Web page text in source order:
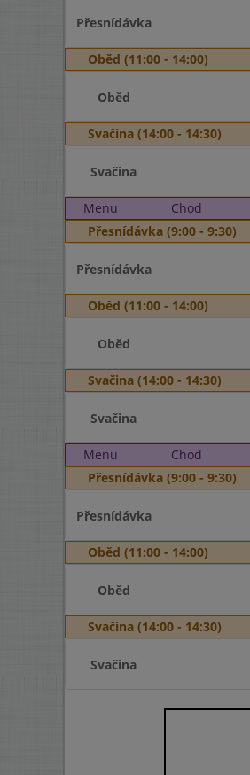
Přesnídávka
Oběd (11:00 - 14:00)
Oběd
Svačina (14:00 - 14:30)
Svačina
Menu Chod
Přesnídávka (9:00 - 9:30)
Přesnídávka
Oběd (11:00 - 14:00)
Oběd
Svačina (14:00 - 14:30)
Svačina
Menu Chod
Přesnídávka (9:00 - 9:30)
Přesnídávka
Oběd (11:00 - 14:00)
Oběd
Svačina (14:00 - 14:30)
Svačina